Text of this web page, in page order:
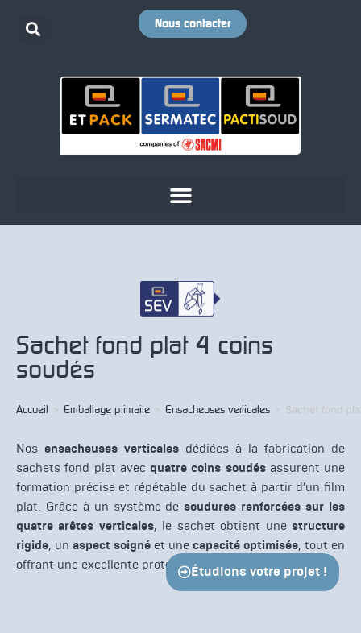
Étudions votre projet !
Nous contacter
Sachet fond plat 4 coins
soudés
Accueil > Emballage primaire > Ensacheuses verticales > Sachet fond
Nos ensacheuses verticales dédiées à la fabrication de
sachets fond plat avec quatre coins soudésassurent une
formation précise et répétable du sachet à partir d’un film
plat. Grâce à un système desoudures renforcées sur les
quatre arêtes verticales, le sachet obtient unestructure
rigide, un aspect soigné et une capacité optimisée, tout en
offrant une excellente protection du produit.